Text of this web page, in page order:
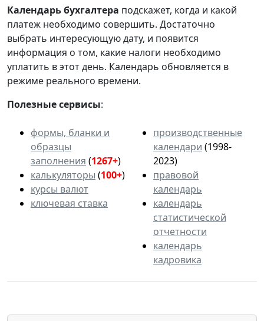
Календарьбухгалтера подскажет, когда и какой
платеж необходимо совершить. Достаточно
выбрать интересующую дату, и появится
информация о том, какие налоги необходимо
уплатить в этот день. Календарь обновляется в
режиме реального времени.
Полезные сервисы:
формы, бланки и
образцы
заполнения (1267+)
калькуляторы (100+)
курсы валют
ключевая ставка
производственные
календари (1998-
2023)
правовой
календарь
календарь
статистической
отчетности
календарь
кадровика